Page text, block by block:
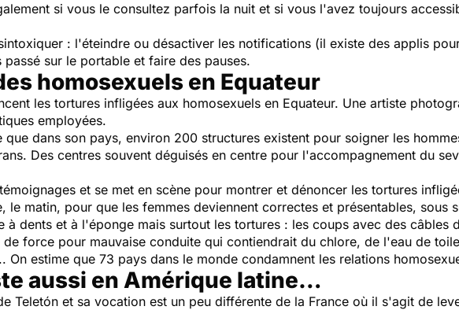
si vous le consultez parfois la nuit et si vous l'avez toujours
: l'éteindre ou désactiver les notifications (il existe des applis
sur le portable et faire des pauses.
homosexuels en Equateur
les tortures infligées aux homosexuels en Equateur. Une artiste
employées.
que dans son pays, environ 200 structures existent pour soigner les
Des centres souvent déguisés en centre pour l'accompagnement du
et se met en scène pour montrer et dénoncer les tortures
le matin, pour que les femmes deviennent correctes et présentables, sous
à dents et à l'éponge mais surtout les tortures : les coups avec des câbles
force pour mauvaise conduite qui contiendrait du chlore, de l'eau de
On estime que 73 pays dans le monde condamnent les relations
aussi en Amérique latine…
Teletón et sa vocation est un peu différente de la France où il s'agit de